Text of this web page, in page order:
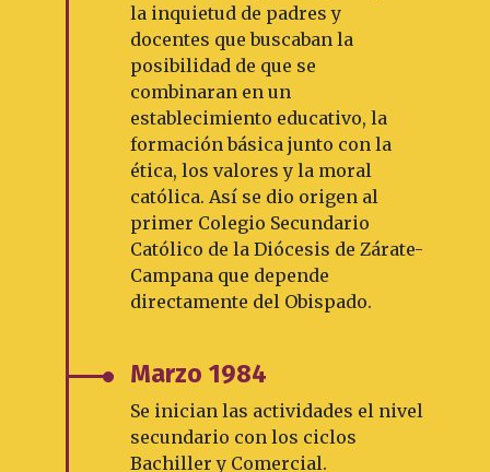
la inquietud de padres y
docentes que buscaban la
posibilidad de que se
combinaran en un
establecimiento educativo, la
formación básica junto con la
ética, los valores y la moral
católica. Así se dio origen al
primer Colegio Secundario
Católico de la Diócesis de Zárate-
Campana que depende
directamente del Obispado.
Marzo 1984
Se inician las actividades el nivel
secundario con los ciclos
Bachiller y Comercial.